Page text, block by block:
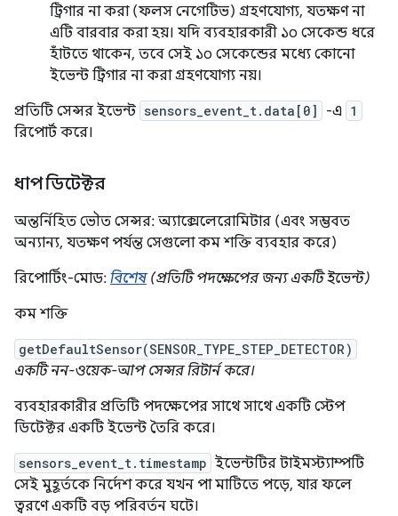
ট্রিগার না করা (ফলস নেগেটিভ) গ্রহণযোগ্য, যতক্ষণ না
এটি বারবার করা হয়। যদি ব্যবহারকারী ১০ সেকেন্ড ধরে
হাঁটতে থাকেন, তবে সেই ১০ সেকেন্ডের মধ্যে কোনো
ইভেন্ট ট্রিগার না করা গ্রহণযোগ্য নয়।
প্রতিটি সেন্সর ইভেন্ট sensors_event_t.data[0] -এ 1
রিপোর্ট করে।
ধাপ ডিটেক্টর
অন্তর্নিহিত ভৌত সেন্সর: অ্যাক্সেলেরোমিটার (এবং সম্ভবত
অন্যান্য, যতক্ষণ পর্যন্ত সেগুলো কম শক্তি ব্যবহার করে)
রিপোর্টিং-মোড: বিশেষ(প্রতিটি পদক্ষেপের জন্য একটি ইভেন্ট)
কম শক্তি
getDefaultSensor(SENSOR_TYPE_STEP_DETECTOR)
একটি নন-ওয়েক-আপ সেন্সর রিটার্ন করে।
ব্যবহারকারীর প্রতিটি পদক্ষেপের সাথে সাথে একটি স্টেপ
ডিটেক্টর একটি ইভেন্ট তৈরি করে।
sensors_event_t.timestamp ইভেন্টটির টাইমস্ট্যাম্পটি
সেই মুহূর্তকে নির্দেশ করে যখন পা মাটিতে পড়ে, যার ফলে
ত্বরণে একটি বড় পরিবর্তন ঘটে।